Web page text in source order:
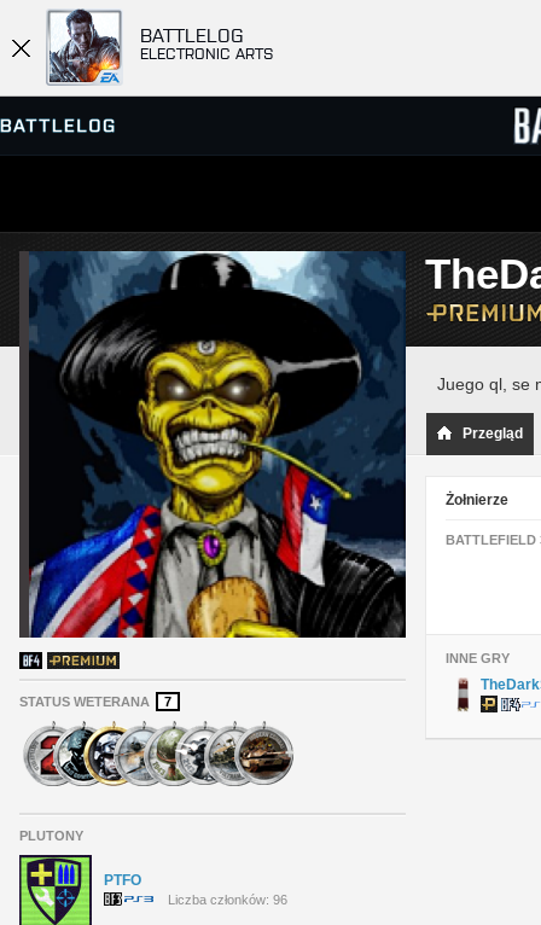
BATTLELOG
ELECTRONIC ARTS
PRZEGLĄDARKA SERWERÓW
GRY
STATUS WETERANA 7
PLUTONY
PTFO
Liczba członków: 96
Juego ql, se
Przegląd
Żołnierze
BATTLEFIELD
INNE GRY